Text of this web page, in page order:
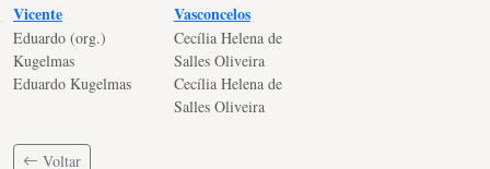
Vicente
Eduardo (org.)
Kugelmas
Eduardo Kugelmas
Vasconcelos
Cecília Helena de
Salles Oliveira
Cecília Helena de
Salles Oliveira
Voltar